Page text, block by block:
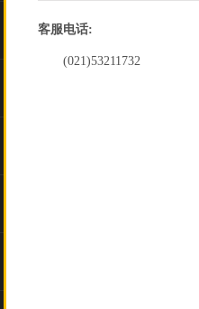
客服电话:
(021)53211732